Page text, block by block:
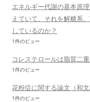
エネルギー代謝の基本原
えていて、それを解糖系
しているのか？
1件のビュー
コレステロールは脂質二
1件のビュー
花粉症に関する論文（和文
1件のビュー